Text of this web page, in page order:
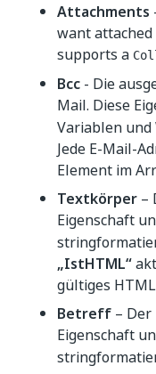
Attachments
want
supports a
Bcc - Die
Mail. Diese
Variablen und
Jede E-Mail-
Element im
Textkörper –
Eigenschaft
„IstHTML“
gültiges
Betreff –
Eigenschaft